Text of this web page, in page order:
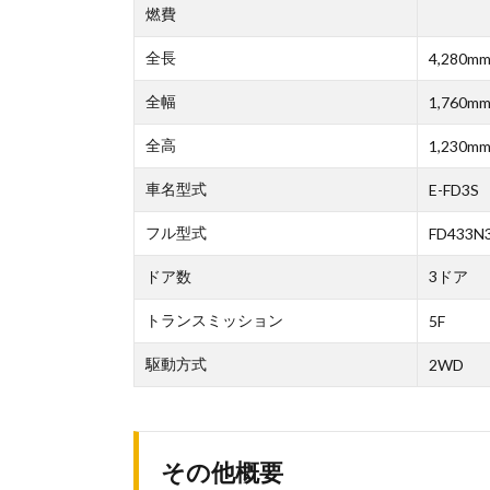
燃費
全長 4,280mm
全幅 1,760mm
全高 1,230mm
車名型式 E-FD3S
フル型式
ドア数 3ドア
トランスミッション 5F
駆動方式 2WD
その他概要